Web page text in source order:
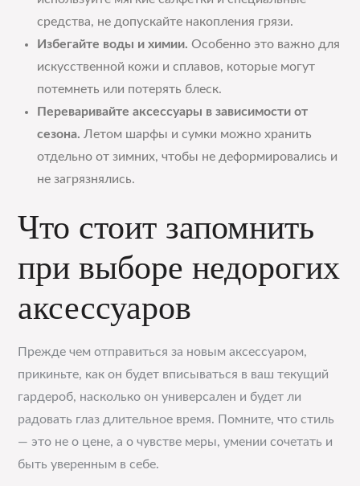
средства, не допускайте накопления грязи.
Избегайте воды и химии. Особенно это важно для
искусственной кожи и сплавов, которые могут
потемнеть или потерять блеск.
Переваривайте аксессуары в зависимости от
сезона. Летом шарфы и сумки можно хранить
отдельно от зимних, чтобы не деформировались и
не загрязнялись.
Что стоит запомнить
при выборе недорогих
аксессуаров
Прежде чем отправиться за новым аксессуаром,
прикиньте, как он будет вписываться в ваш текущий
гардероб, насколько он универсален и будет ли
радовать глаз длительное время. Помните, что стиль
— это не о цене, а о чувстве меры, умении сочетать и
быть уверенным в себе.